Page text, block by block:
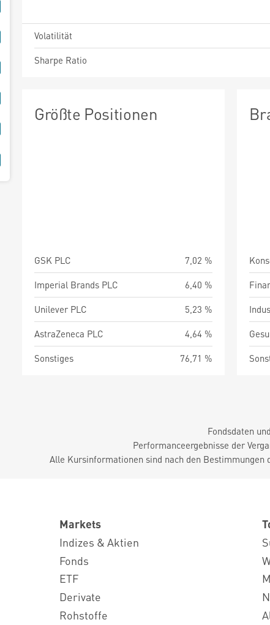
Volatilität
Sharpe Ratio
Größte Positionen
GSK PLC
7,02 %
Imperial Brands PLC
6,40 %
Unilever PLC
5,23 %
AstraZeneca PLC
4,64 %
Sonstiges
76,71 %
Fondsdaten
Performanceergebnisse der
Alle Kursinformationen sind nach den
Markets
Indizes & Aktien
Fonds
ETF
Derivate
Rohstoffe